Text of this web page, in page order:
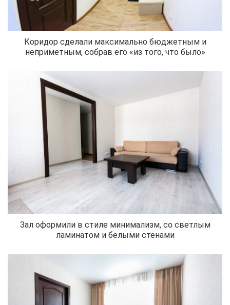
Коридор сделали максимально бюджетным и
неприметным, собрав его «из того, что было»
Зал оформили в стиле минимализм, со светлым
ламинатом и белыми стенами